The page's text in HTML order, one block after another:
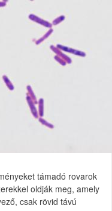
támadó rovarok
oldják meg, amely
csak rövid távú